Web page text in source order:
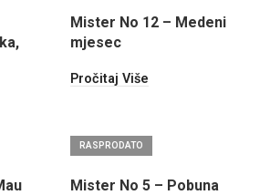
Mister No 12 – Medeni
mjesec
Pročitaj Više
RASPRODATO
Mister No 5 – Pobuna